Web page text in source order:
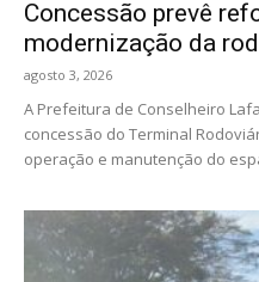
Concessão prevê
modernização da
agosto 3, 2026
A Prefeitura de Conselheiro
concessão do Terminal
operação e manutenção do